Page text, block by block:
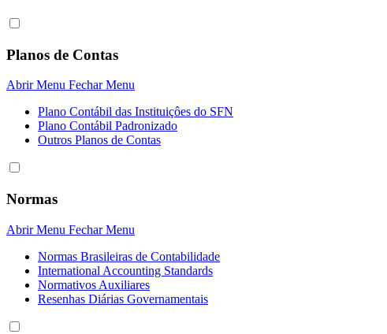
Planos de Contas
Abrir Menu Fechar Menu
Plano Contábil das Instituiçôes do SFN
Plano Contábil Padronizado
Outros Planos de Contas
Normas
Abrir Menu Fechar Menu
Normas Brasileiras de Contabilidade
International Accounting Standards
Normativos Auxiliares
Resenhas Diárias Governamentais